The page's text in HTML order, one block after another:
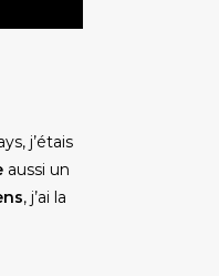
j’étais
aussi un
, j’ai la